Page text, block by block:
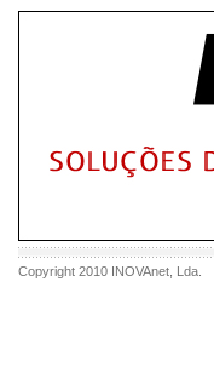
Copyright 2010 INOVAnet , Lda.